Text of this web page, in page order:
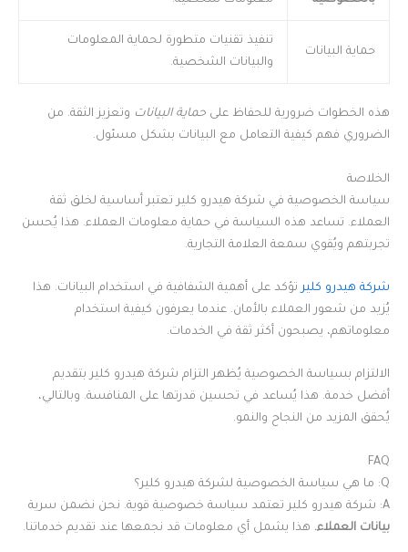
حماية البيانات
تنفيذ تقنيات متطورة لحماية المعلومات
والبيانات الشخصية.
هذه الخطوات ضرورية للحفاظ على حماية البيانات وتعزيز الثقة. من
الضروري فهم كيفية التعامل مع البيانات بشكل مسئول.
الخلاصة
سياسة الخصوصية في شركة هيدرو كلير تعتبر أساسية لخلق ثقة
العملاء. تساعد هذه السياسة في حماية معلومات العملاء. هذا يُحسن
تجربتهم ويُقوي سمعة العلامة التجارية.
شركة هيدرو كليرتؤكد على أهمية الشفافية في استخدام البيانات. هذا
يُزيد من شعور العملاء بالأمان. عندما يعرفون كيفية استخدام
معلوماتهم، يصبحون أكثر ثقة في الخدمات.
الالتزام بسياسة الخصوصية يُظهر التزام شركة هيدرو كلير بتقديم
أفضل خدمة. هذا يُساعد في تحسين قدرتها على المنافسة. وبالتالي،
يُحقق المزيد من النجاح والنمو.
FAQ
Q: ما هي سياسة الخصوصية لشركة هيدرو كلير؟
A: شركة هيدرو كلير تعتمد سياسة خصوصية قوية. نحن نضمن سرية
بيانات العملاء. هذا يشمل أي معلومات قد نجمعها عند تقديم خدماتنا.